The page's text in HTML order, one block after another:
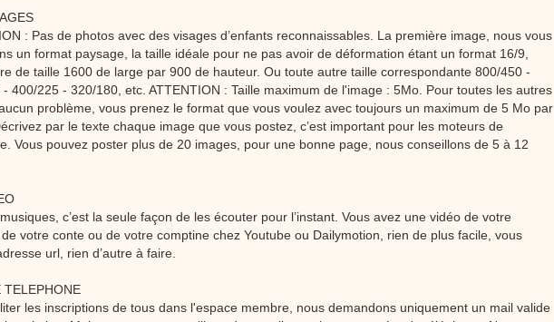
: Pas de photos avec des visages d’enfants reconnaissables. La première image, nous vous
un format paysage, la taille idéale pour ne pas avoir de déformation étant un format 16/9,
de taille 1600 de large par 900 de hauteur. Ou toute autre taille correspondante 800/450 -
400/225 - 320/180, etc. ATTENTION : Taille maximum de l'image : 5Mo. Pour toutes les autres
problème, vous prenez le format que vous voulez avec toujours un maximum de 5 Mo par
par le texte chaque image que vous postez, c’est important pour les moteurs de
Vous pouvez poster plus de 20 images, pour une bonne page, nous conseillons de 5 à 12
c’est la seule façon de les écouter pour l’instant. Vous avez une vidéo de votre
votre conte ou de votre comptine chez Youtube ou Dailymotion, rien de plus facile, vous
url, rien d’autre à faire.
TELEPHONE
les inscriptions de tous dans l'espace membre, nous demandons uniquement un mail valide